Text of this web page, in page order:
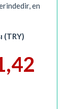
en
(TRY)